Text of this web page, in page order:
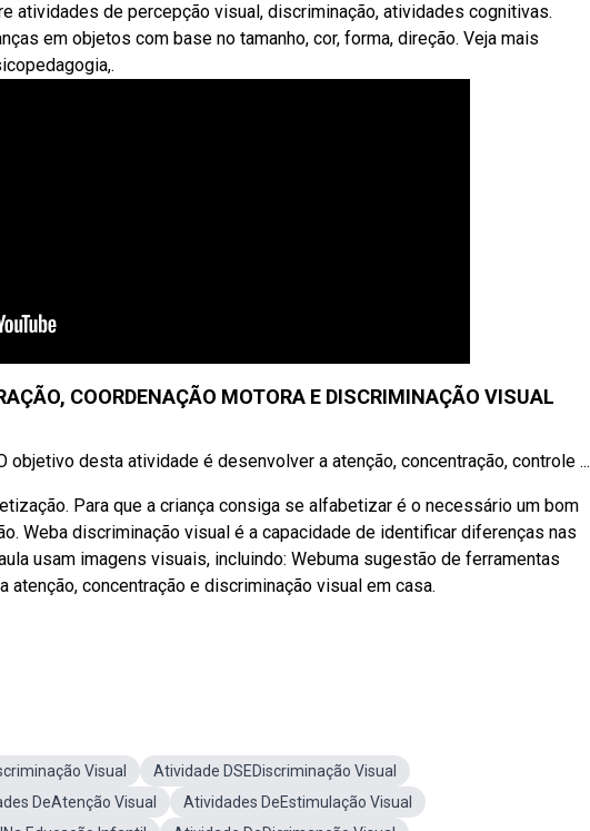
atividades de percepção visual, discriminação, atividades cognitivas.
em objetos com base no tamanho, cor, forma, direção. Veja mais
COORDENAÇÃO MOTORA E DISCRIMINAÇÃO VISUAL
desta atividade é desenvolver a atenção, concentração, controle ...
Para que a criança consiga se alfabetizar é o necessário um bom
Weba discriminação visual é a capacidade de identificar diferenças nas
usam imagens visuais, incluindo: Webuma sugestão de ferramentas
atenção, concentração e discriminação visual em casa.
Visual
Atividade DSEDiscriminação Visual
DeAtenção Visual
Atividades DeEstimulação Visual